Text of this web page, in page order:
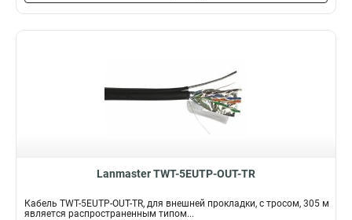
Lanmaster TWT-5EUTP-OUT-TR
Кабель TWT-5EUTP-OUT-TR, для внешней прокладки, с тросом, 305 м
является распространенным типом...